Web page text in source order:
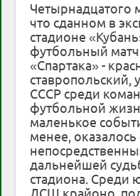
Четырнадцатого
что сданном в
стадионе
футбольный
«Спартака» -
ставропольский,
СССР среди
футбольной
маленькое
менее,
дальнейшей
стадиона. Среди
ДСШ крайоно,